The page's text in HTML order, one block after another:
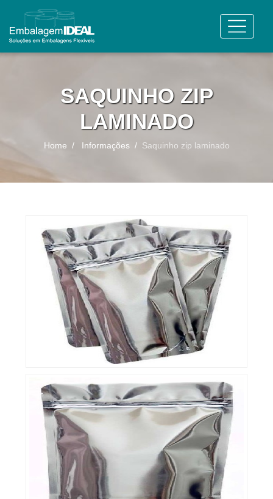
SAQUINHO ZIP
LAMINADO
Home Informações Saquinho zip laminado